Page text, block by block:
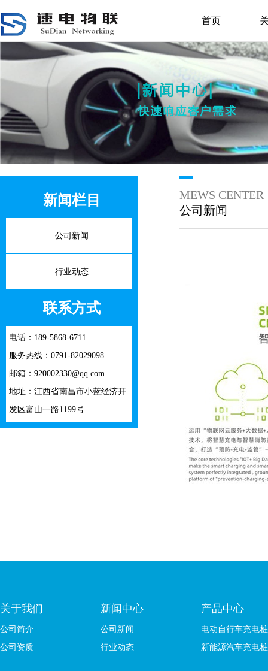
首页
新闻栏目
公司新闻
行业动态
联系方式
电话：189-5868-6711
服务热线：0791-82029098
邮箱：920002330@qq.com
地址：江西省南昌市小蓝经济开
发区富山一路1199号
MEWS CENTER
公司新闻
关于我们
公司简介
公司资质
新闻中心
公司新闻
行业动态
产品中心
电动自行车充电桩
新能源汽车充电桩